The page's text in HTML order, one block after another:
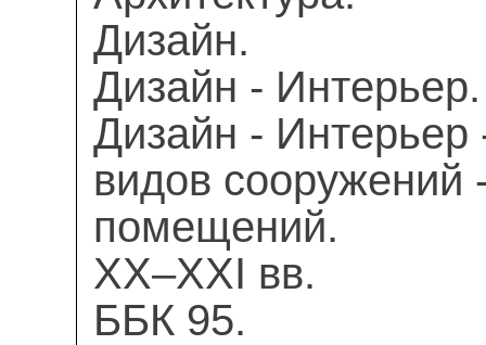
Дизайн.
Дизайн - Интерьер.
Дизайн - Интерьер
видов
помещений.
XX–XXI вв.
ББК 95.